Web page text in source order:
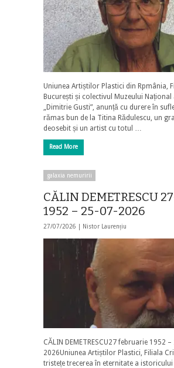
Uniunea Artiștilor Plastici din Rpmânia,
București și colectivul Muzeului Național
„Dimitrie Gusti”, anunță cu durere în
rămas bun de la Titina Rădulescu, un
deosebit și un artist cu totul …
Read More
galaxia nemuririi
CĂLIN DEMETRESCU
1952 – 25-07-2026
27/07/2026 | Nistor Laurențiu
CĂLIN DEMETRESCU27 februarie 1952
2026Uniunea Artiștilor Plastici, Filiala
tristețe trecerea în eternitate a